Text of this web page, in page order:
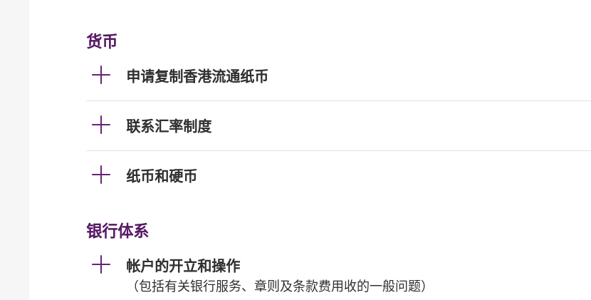
货币
申请复制香港流通纸币
联系汇率制度
纸币和硬币
银行体系
帐户的开立和操作
（包括有关银行服务、章则及条款费用收的一般问题）